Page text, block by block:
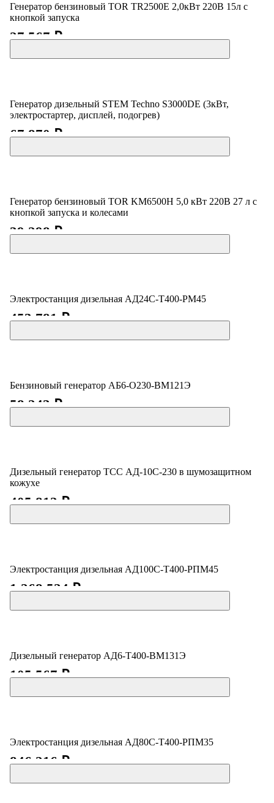
Генератор бензиновый TOR TR2500E 2,0кВт 220В 15л с
кнопкой запуска
27 567 ₽
Генератор дизельный STEM Techno S3000DE (3кВт,
электростартер, дисплей, подогрев)
67 870 ₽
Генератор бензиновый TOR KM6500H 5,0 кВт 220В 27 л с
кнопкой запуска и колесами
39 298 ₽
Электростанция дизельная АД24С-Т400-РМ45
453 781 ₽
Бензиновый генератор АБ6-О230-ВМ121Э
58 243 ₽
Дизельный генератор ТСС АД-10С-230 в шумозащитном
кожухе
405 812 ₽
Электростанция дизельная АД100С-Т400-РПМ45
1 268 524 ₽
Дизельный генератор АД6-Т400-ВМ131Э
105 567 ₽
Электростанция дизельная АД80С-Т400-РПМ35
846 216 ₽